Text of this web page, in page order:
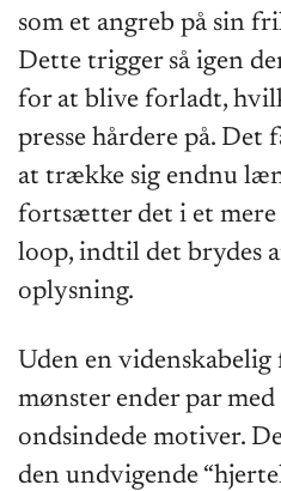
som et angreb på sin
Dette trigger så igen
for at blive forladt,
presse hårdere på.
at trække sig endnu
fortsætter det i et mere
loop, indtil det brydes
oplysning.
Uden en videnskabelig
mønster ender par
ondsindede motiver.
den undvigende